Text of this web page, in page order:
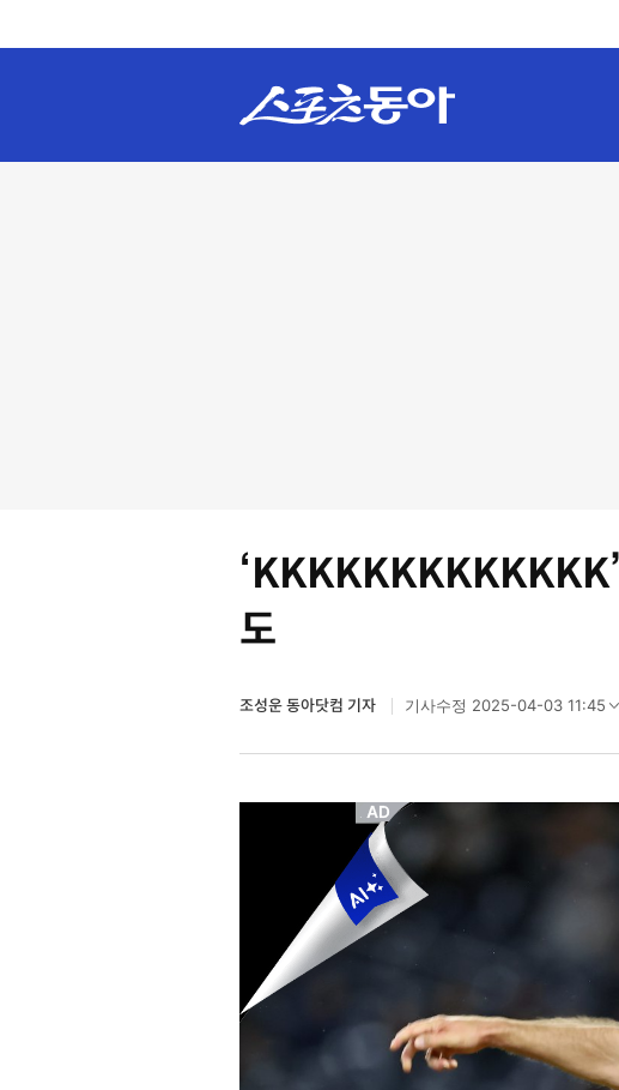
도
조성운 동아닷컴 기자 기사수정 2025-04-03 11:45